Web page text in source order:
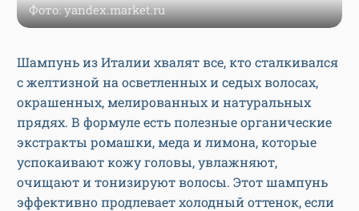
Фото: yandex.market.ru
Шампунь из Италии хвалят все, кто сталкивался
с желтизной на осветленных и седых волосах,
окрашенных, мелированных и натуральных
прядях. В формуле есть полезные органические
экстракты ромашки, меда и лимона, которые
успокаивают кожу головы, увлажняют,
очищают и тонизируют волосы. Этот шампунь
эффективно продлевает холодный оттенок, если